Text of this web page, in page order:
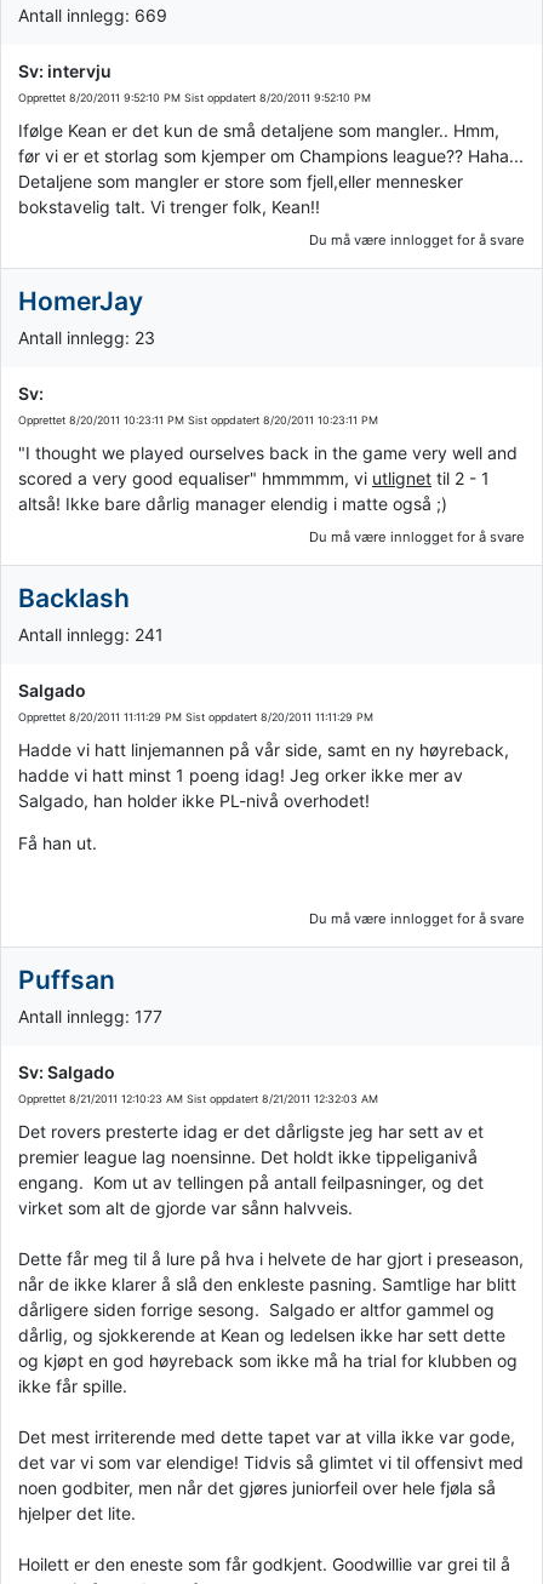
Antall innlegg: 669
Sv: intervju
Opprettet 8/20/2011 9:52:10 PM Sist oppdatert 8/20/2011 9:52:10 PM
Ifølge Kean er det kun de små detaljene som mangler.. Hmm,
før vi er et storlag som kjemper om Champions league?? Haha...
Detaljene som mangler er store som fjell,eller mennesker
bokstavelig talt. Vi trenger folk, Kean!!
Du må være innlogget for å svare
HomerJay
Antall innlegg: 23
Sv:
Opprettet 8/20/2011 10:23:11 PM Sist oppdatert 8/20/2011 10:23:11 PM
"I thought we played ourselves back in the game very well and
scored a very good equaliser" hmmmmm, vi utlignet til 2 - 1
altså! Ikke bare dårlig manager elendig i matte også ;)
Du må være innlogget for å svare
Backlash
Antall innlegg: 241
Salgado
Opprettet 8/20/2011 11:11:29 PM Sist oppdatert 8/20/2011 11:11:29 PM
Hadde vi hatt linjemannen på vår side, samt en ny høyreback,
hadde vi hatt minst 1 poeng idag! Jeg orker ikke mer av
Salgado, han holder ikke PL-nivå overhodet!
Få han ut.
Du må være innlogget for å svare
Puffsan
Antall innlegg: 177
Sv: Salgado
Opprettet 8/21/2011 12:10:23 AM Sist oppdatert 8/21/2011 12:32:03 AM
Det rovers presterte idag er det dårligste jeg har sett av et
premier league lag noensinne. Det holdt ikke tippeliganivå
engang. Kom ut av tellingen på antall feilpasninger, og det
virket som alt de gjorde var sånn halvveis.
Dette får meg til å lure på hva i helvete de har gjort i preseason,
når de ikke klarer å slå den enkleste pasning. Samtlige har blitt
dårligere siden forrige sesong. Salgado er altfor gammel og
dårlig, og sjokkerende at Kean og ledelsen ikke har sett dette
og kjøpt en god høyreback som ikke må ha trial for klubben og
ikke får spille.
Det mest irriterende med dette tapet var at villa ikke var gode,
det var vi som var elendige! Tidvis så glimtet vi til offensivt med
noen godbiter, men når det gjøres juniorfeil over hele fjøla så
hjelper det lite.
Hoilett er den eneste som får godkjent. Goodwillie var grei til å